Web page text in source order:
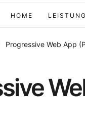
HOME
Progressive Web App